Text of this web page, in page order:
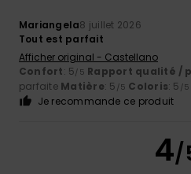
Mariangela8 juillet 2026
Tout est parfait
Afficher original - Castellano
Confort: 5/5 Rapport qualité /
parfaite Matière: 5 /5 Coloris: 5 /5
Je recommande ce produit
4/